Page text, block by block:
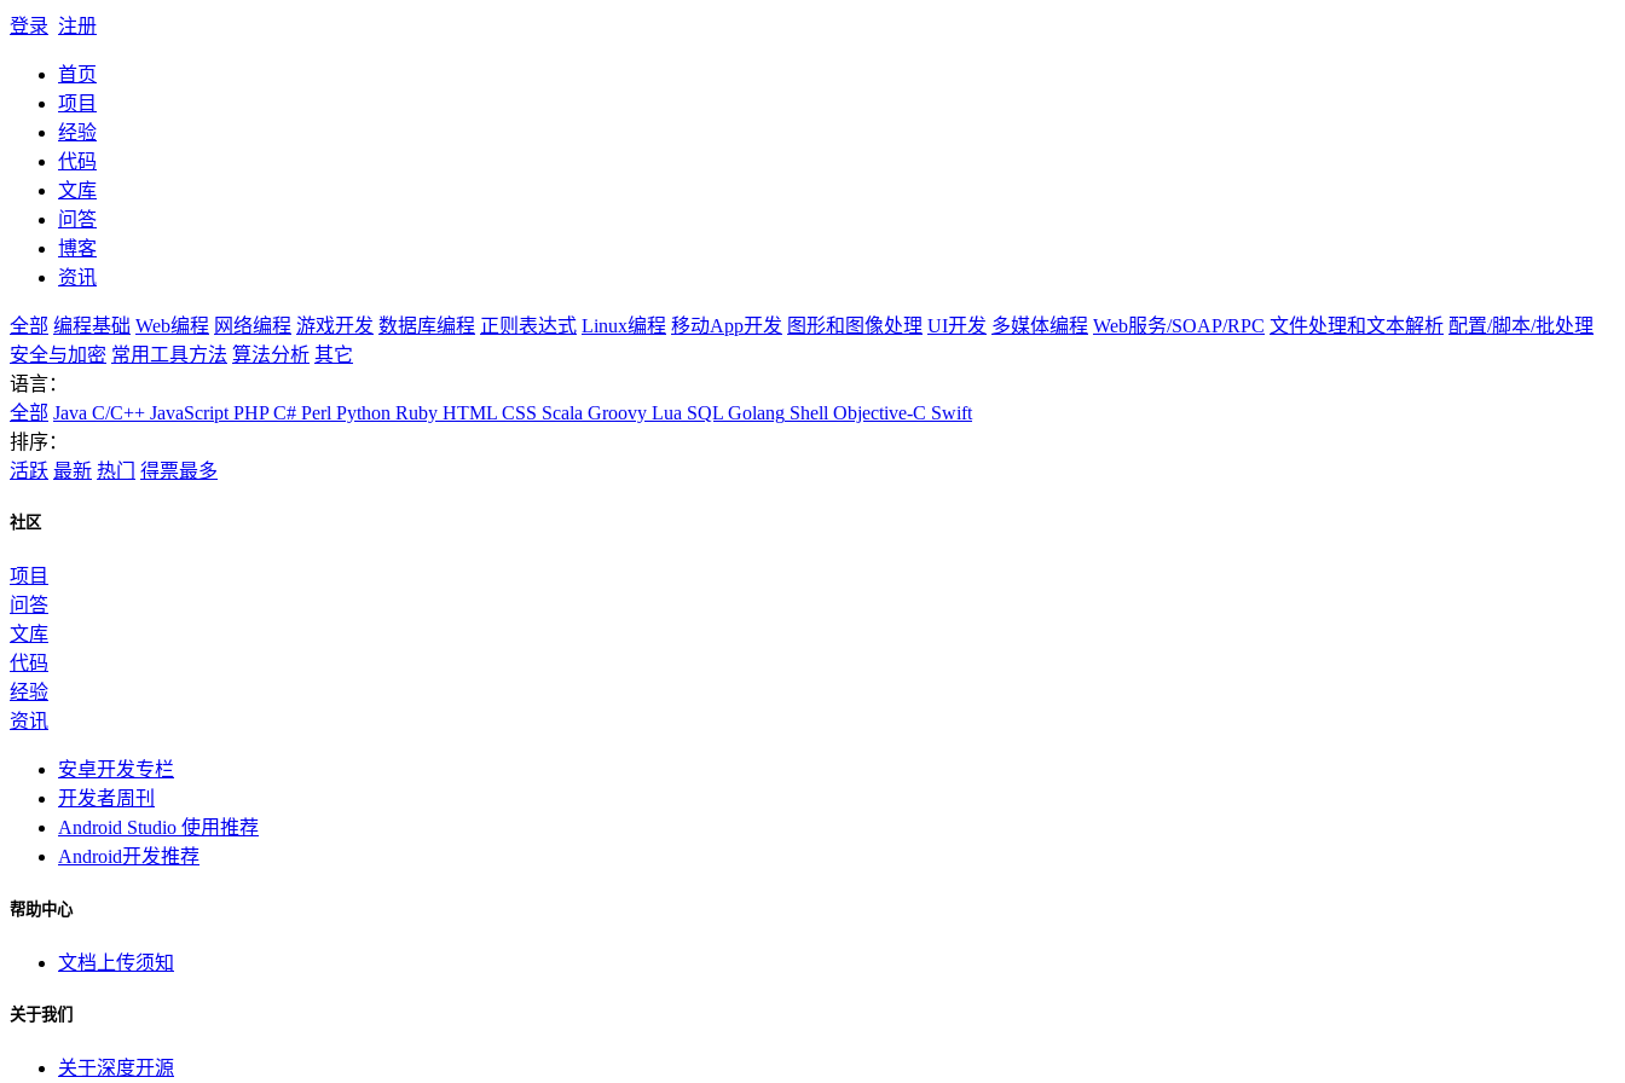
登录 注册
首页
项目
经验
代码
文库
问答
博客
资讯
全部 编程基础 Web编程 网络编程 游戏开发 数据库编程 正则表达式 Linux编程 移动App开发 图形和图像处理 UI开发 多媒体编程 Web服务/SOAP/RPC 文件处理和文本解析 配置/脚本/批处理
安全与加密 常用工具方法 算法分析 其它
语言：
全部 Java C/C++ JavaScript PHPC# Perl Python Ruby HTML CSS Scala Groovy Lua SQL Golang Shell Objective-C Swift
排序：
活跃 最新 热门 得票最多
社区
项目
问答
文库
代码
经验
资讯
安卓开发专栏
开发者周刊
Android Studio 使用推荐
Android开发推荐
帮助中心
文档上传须知
关于我们
关于深度开源